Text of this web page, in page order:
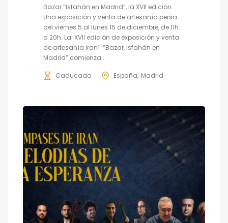
Bazar “Isfahán en Madrid”, la XVII edición
Una exposición y venta de artesanía persa
del viernes 5 al lunes 15 de diciembre, de 11h.
a 20h. La XVII edición de exposición y venta
de artesanía iraní “Bazar, Isfahán en
Madrid” comienza...
Caducado España Madrid